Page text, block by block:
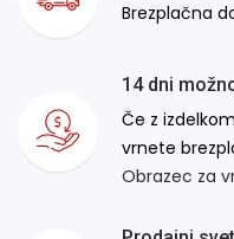
Brezplačna
14 dni
Če z
vrnete
Obrazec za